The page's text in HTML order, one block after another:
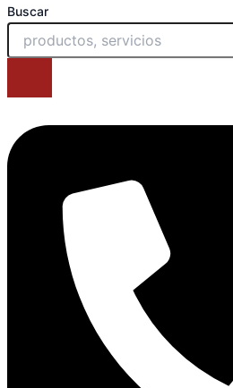
Buscar